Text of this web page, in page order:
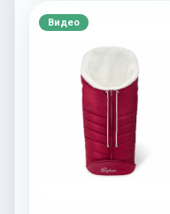
Видео